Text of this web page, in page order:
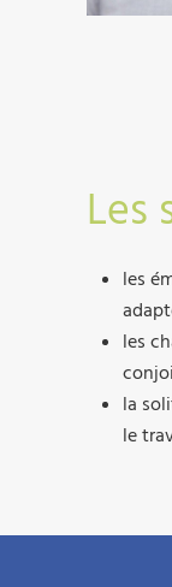
Les
les
les
la
le